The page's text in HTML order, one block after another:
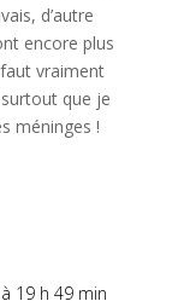
d’autre
encore plus
vraiment
que je
méninges !
19 h 49 min